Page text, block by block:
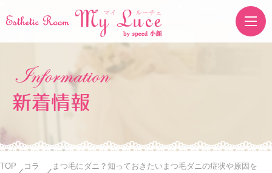
My Luce's STORE
新着情報
TOP
コラ
まつ毛にダニ？知っておきたいまつ毛ダニの症状や原因を